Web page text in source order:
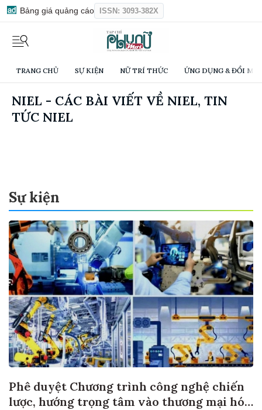
Bảng giá quảng cáo ISSN: 3093-382X
TRANG CHỦ SỰ KIỆN NỮ TRÍ THỨC ỨNG DỤNG & ĐỔI
NIEL - CÁC BÀI VIẾT VỀ NIEL, TIN
TỨC NIEL
Sự kiện
Phê duyệt Chương trình công nghệ chiến
lược, hướng trọng tâm vào thương mại hóa